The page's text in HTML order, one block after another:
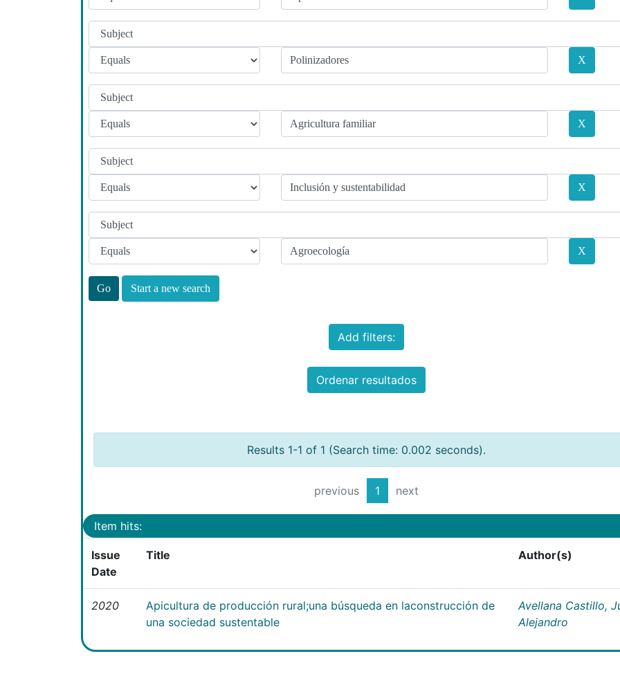
Start a new search
Add filters:
Ordenar resultados
Results 1-1 of 1 (Search time: 0.002 seconds).
previous 1 next
Item hits:
Issue
Date
Title Author(s)
2020
Apicultura de producción rural;una búsqueda en laconstrucción de
una sociedad sustentable
Avellana Castillo,
Alejandro